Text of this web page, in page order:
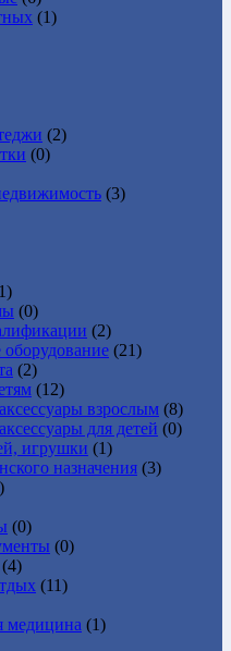
(1)
(2)
(0)
(3)
(0)
(2)
(21)
(2)
(12)
взрослым (8)
для детей (0)
игрушки (1)
назначения (3)
(0)
(0)
(4)
(11)
медицина (1)